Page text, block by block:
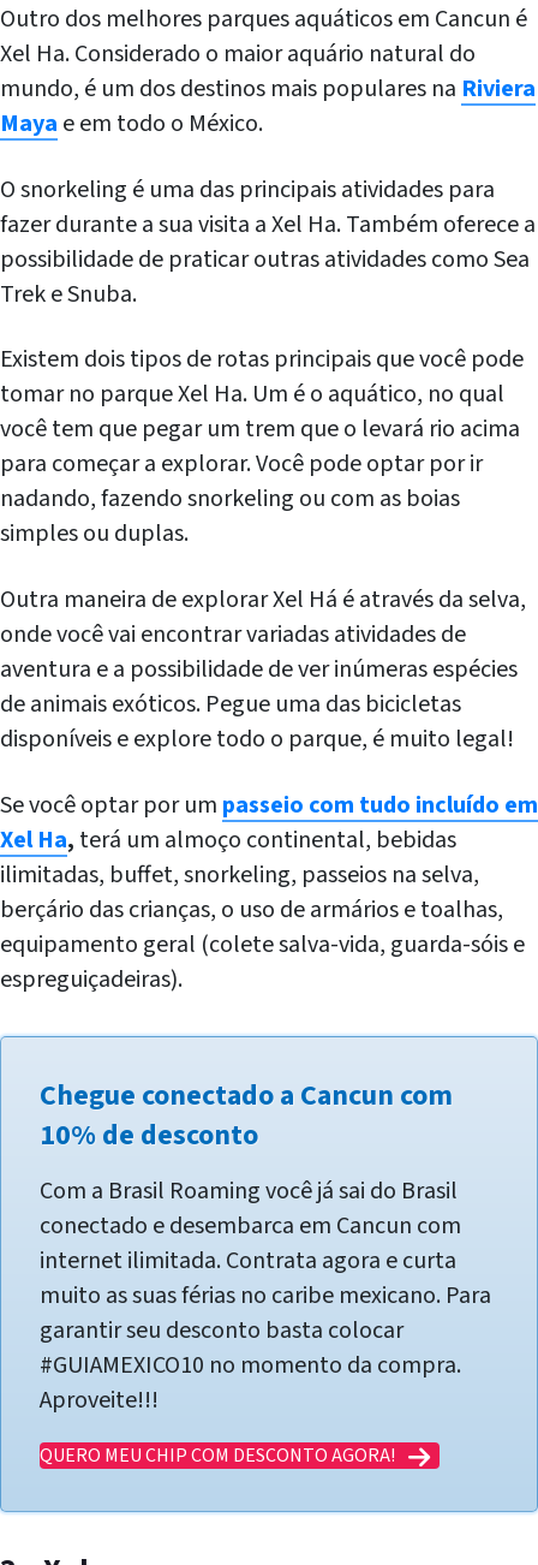
Outro dos melhores parques aquáticos em Cancun é
Xel Ha. Considerado o maior aquário natural do
mundo, é um dos destinos mais populares na Riviera
Maya e em todo o México.
O snorkeling é uma das principais atividades para
fazer durante a sua visita a Xel Ha. Também oferece a
possibilidade de praticar outras atividades como Sea
Trek e Snuba.
Existem dois tipos de rotas principais que você pode
tomar no parque Xel Ha. Um é o aquático, no qual
você tem que pegar um trem que o levará rio acima
para começar a explorar. Você pode optar por ir
nadando, fazendo snorkeling ou com as boias
simples ou duplas.
Outra maneira de explorar Xel Há é através da selva,
onde você vai encontrar variadas atividades de
aventura e a possibilidade de ver inúmeras espécies
de animais exóticos. Pegue uma das bicicletas
disponíveis e explore todo o parque, é muito legal!
Se você optar por um passeio com tudo incluído em
Xel Ha, terá um almoço continental, bebidas
ilimitadas, buffet, snorkeling, passeios na selva,
berçário das crianças, o uso de armários e toalhas,
equipamento geral (colete salva-vida, guarda-sóis e
espreguiçadeiras).
Chegue conectado a Cancun com
10% de desconto
Com a Brasil Roaming você já sai do Brasil
conectado e desembarca em Cancun com
internet ilimitada. Contrata agora e curta
muito as suas férias no caribe mexicano. Para
garantir seu desconto basta colocar
#GUIAMEXICO10 no momento da compra.
Aproveite!!!
QUERO MEU CHIP COM DESCONTO AGORA!